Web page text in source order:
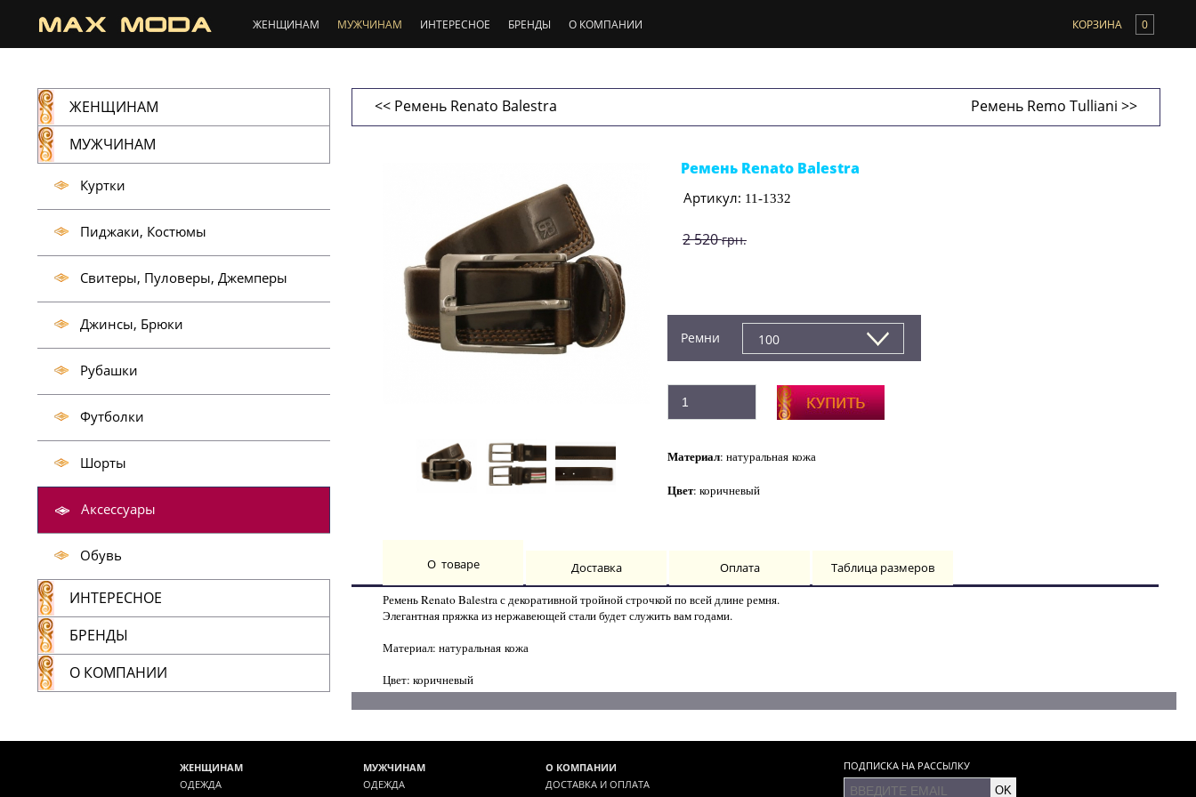
ЖЕНЩИНАМ МУЖЧИНАМ ИНТЕРЕСНОЕ БРЕНДЫ О КОМПАНИИ КОРЗИНА 0
ЖЕНЩИНАМ
МУЖЧИНАМ
Куртки
Пиджаки, Костюмы
Свитеры, Пуловеры, Джемперы
Джинсы, Брюки
Рубашки
Футболки
Шорты
Аксессуары
Обувь
ИНТЕРЕСНОЕ
БРЕНДЫ
О КОМПАНИИ
<< Ремень Renato Balestra Ремень Remo Tulliani >>
Ремень Renato Balestra
Артикул: 11-1332
2 520грн.
Ремни 100
Материал: натуральная кожа
Цвет: коричневый
О товаре Доставка Оплата
Таблица размеров
Ремень Renato Balestra с декоративной тройной строчкой по всей длине ремня.
Элегантная пряжка из нержавеющей стали будет служить вам годами.
Материал: натуральная кожа
Цвет: коричневый
ЖЕНЩИНАМ
ОДЕЖДА
МУЖЧИНАМ
ОДЕЖДА
О КОМПАНИИ
ДОСТАВКА И ОПЛАТА
ПОДПИСКА НА РАССЫЛКУ
OK